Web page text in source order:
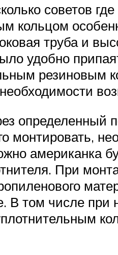
советов
кольцом
труба и
удобно
резиновым
определенный
монтировать,
американка
При
В том числе при